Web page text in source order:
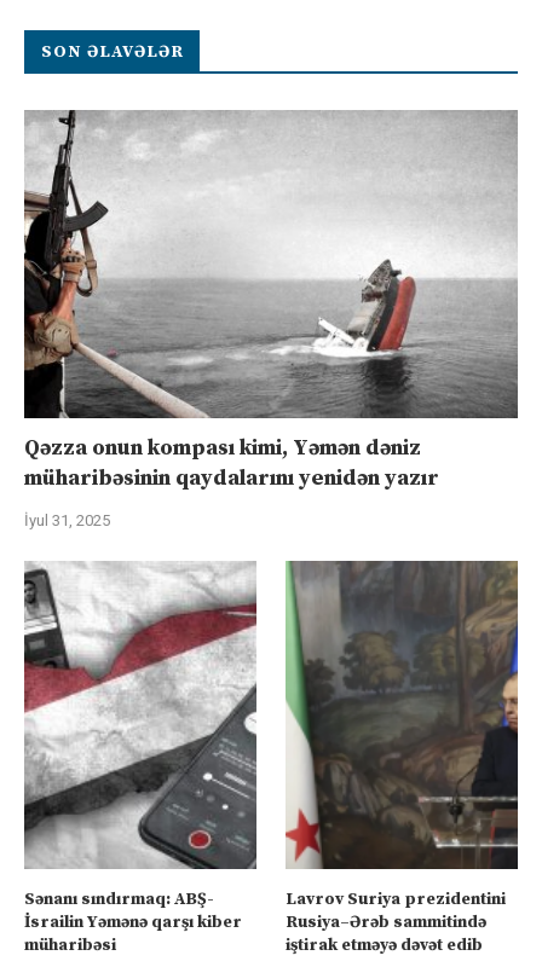
SON ƏLAVƏLƏR
Qəzza onun kompası kimi, Yəmən dəniz
müharibəsinin qaydalarını yenidən yazır
İyul 31, 2025
Sənanı sındırmaq: ABŞ-
İsrailin Yəmənə qarşı kiber
müharibəsi
Lavrov Suriya prezidentini
Rusiya–Ərəb sammitində
iştirak etməyə dəvət edib